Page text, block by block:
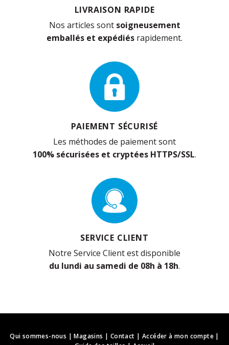
LIVRAISON RAPIDE
Nos articles sont soigneusement
emballés et expédiés rapidement.
PAIEMENT SÉCURISÉ
Les méthodes de paiement sont
100% sécurisées et cryptées HTTPS/SSL.
SERVICE CLIENT
Notre Service Client est disponible
du lundi au samedi de 08h à 18h.
Qui sommes-nous |Magasins | Contact | Accéder à mon compte|